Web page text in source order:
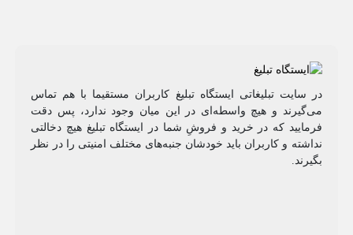
در سایت تبلیغاتی ایستگاه تبلیغ کاربران مستقیما با هم تماس
می‌گیرند و هیچ واسطه‌ای در این میان وجود ندارد، پس دقت
فرمایید که در خرید و فروشِ شما در ایستگاه تبلیغ هیچ دخالتی
نداشته و کاربران باید خودشان جنبه‌های مختلف امنیتی را در نظر
بگیرند.